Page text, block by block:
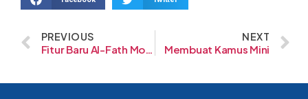
PREVIOUS
Fitur Baru Al-Fath Mobile
NEXT
Membuat Kamus Mini